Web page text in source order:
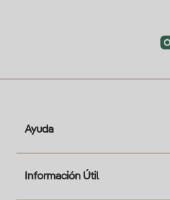
Ayuda
Información Útil